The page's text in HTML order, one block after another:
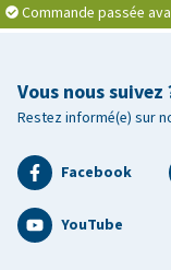
Commande passée
Vous nous suivez
Restez informé(e) sur
Facebook
YouTube